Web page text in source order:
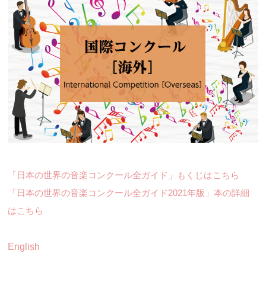
「日本の世界の音楽コンクール全ガイド」もくじはこちら
「日本の世界の音楽コンクール全ガイド2021年版」本の詳細
はこちら
English